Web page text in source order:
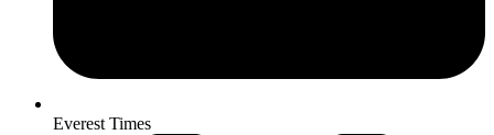
Everest Times